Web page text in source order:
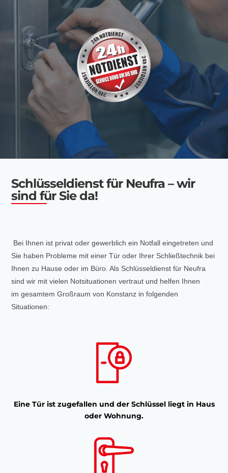
Schlüsseldienst für Neufra – wir
sind für Sie da!
Bei Ihnen ist privat oder gewerblich ein Notfall eingetreten und
Sie haben Probleme mit einer Tür oder Ihrer Schließtechnik bei
Ihnen zu Hause oder im Büro. Als Schlüsseldienst für Neufra
sind wir mit vielen Notsituationen vertraut und helfen Ihnen
im gesamtem Großraum von Konstanz in folgenden
Situationen:
Eine Tür ist zugefallen und der Schlüssel liegt in Haus
oder Wohnung.